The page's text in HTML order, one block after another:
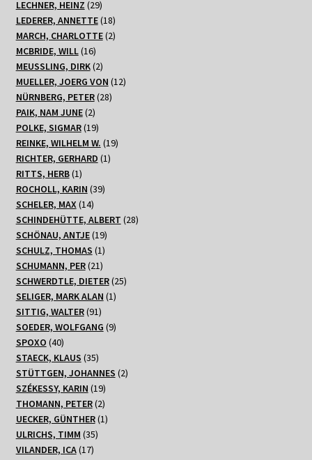
Produkte
LECHNER, HEINZ 2929
Produkte
LEDERER, ANNETTE 1818
Produkte
MARCH, CHARLOTTE 22
MCBRIDE, WILL 1616
Produkte
MEUSSLING, DIRK 22
Produkte
MUELLER, JOERG VON 1212
NÜRNBERG, PETER 2828
PAIK, NAM JUNE 22
Produkte
POLKE, SIGMAR 1919
Produkte
REINKE, WILHELM W. 1919
RICHTER, GERHARD 11
RITTS, HERB 11
Produkt
ROCHOLL, KARIN 3939
SCHELER, MAX 1414
Produkte
SCHINDEHÜTTE, ALBERT 2828
SCHÖNAU, ANTJE 1919
Produkte
SCHULZ, THOMAS 11
Produkt
SCHUMANN, PER 2121
Produkte
SCHWERDTLE, DIETER 2525
SELIGER, MARK ALAN 11
SITTIG, WALTER 9191
Produkte
SOEDER, WOLFGANG 99
SPOXO 4040
Produkte
STAECK, KLAUS 3535
Produkte
STÜTTGEN, JOHANNES 22
SZÉKESSY, KARIN 1919
Produkte
THOMANN, PETER 22
Produkte
UECKER, GÜNTHER 11
ULRICHS, TIMM 3535
VILANDER, ICA 1717